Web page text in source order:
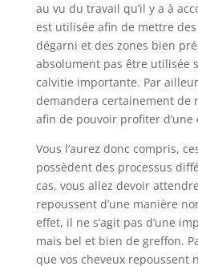
au vu du travail qu’il y a à
est utilisée afin de mettre
dégarni et des zones bien
absolument pas être utilisée
calvitie importante. Par
demandera certainement de
afin de pouvoir profiter d’une
Vous l’aurez donc compris,
possèdent des processus
cas, vous allez devoir
repoussent d’une manière
effet, il ne s’agit pas d’une
mais bel et bien de greffon.
que vos cheveux repoussent